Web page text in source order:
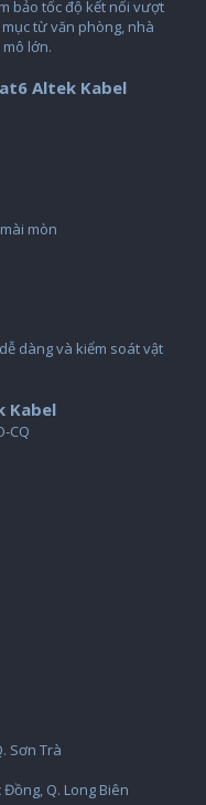
bảo tốc độ kết nối vượt
từ văn phòng, nhà
lớn.
Altek Kabel
mòn
dàng và kiểm soát vật
Kabel
CQ
Sơn Trà
Đồng, Q. Long Biên